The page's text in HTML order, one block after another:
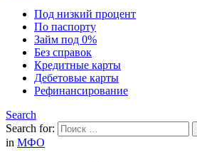
Под низкий процент
По паспорту
Займ под 0%
Без справок
Кредитные карты
Дебетовые карты
Рефинансирование
Search
Search for:
in МФО